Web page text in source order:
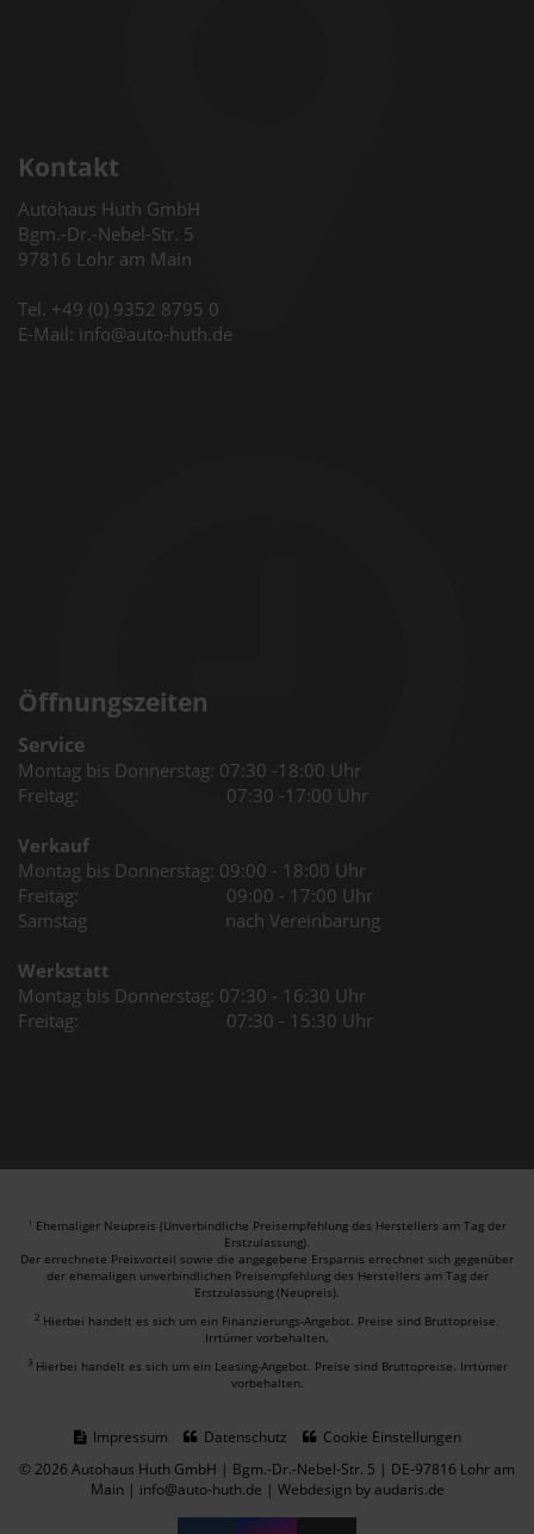
Kontakt
Autohaus Huth GmbH
Bgm.-Dr.-Nebel-Str. 5
97816 Lohr am Main
Tel. +49 (0) 9352 8795 0
E-Mail: info@auto-huth.de
Öffnungszeiten
Service
Montag bis Donnerstag: 07:30 -18:00 Uhr
Freitag: 07:30 -17:00 Uhr
Verkauf
Montag bis Donnerstag: 09:00 - 18:00 Uhr
Freitag: 09:00 - 17:00 Uhr
Samstag nach Vereinbarung
Werkstatt
Montag bis Donnerstag: 07:30 - 16:30 Uhr
Freitag: 07:30 - 15:30 Uhr
1 Ehemaliger Neupreis (Unverbindliche Preisempfehlung des Herstellers am Tag der
Erstzulassung).
Der errechnete Preisvorteil sowie die angegebene Ersparnis errechnet sich gegenüber
der ehemaligen unverbindlichen Preisempfehlung des Herstellers am Tag der
Erstzulassung (Neupreis).
2 Hierbei handelt es sich um ein Finanzierungs-Angebot. Preise sind Bruttopreise.
Irrtümer vorbehalten.
3 Hierbei handelt es sich um ein Leasing-Angebot. Preise sind Bruttopreise. Irrtümer
vorbehalten.
Impressum Datenschutz
Cookie Einstellungen
© 2026 Autohaus Huth GmbH | Bgm.-Dr.-Nebel-Str. 5 | DE-97816 Lohr am
Main | info@auto-huth.de | Webdesign by audaris.de